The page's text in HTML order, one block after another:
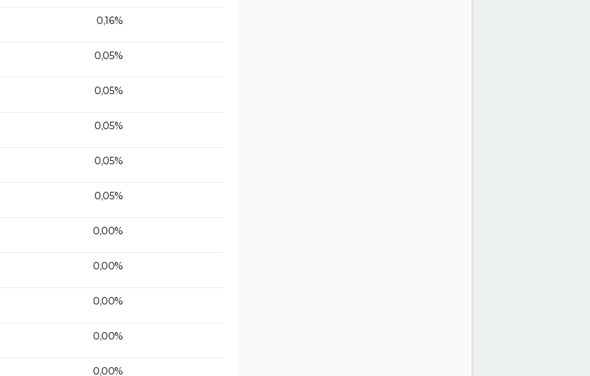
0,16%
0,05%
0,05%
0,05%
0,05%
0,05%
0,00%
0,00%
0,00%
0,00%
0,00%